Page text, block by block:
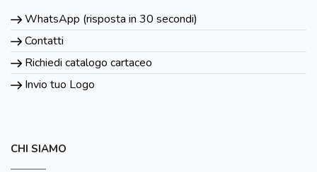
WhatsApp (risposta in 30 secondi)
Contatti
Richiedi catalogo cartaceo
Invio tuo Logo
CHI SIAMO